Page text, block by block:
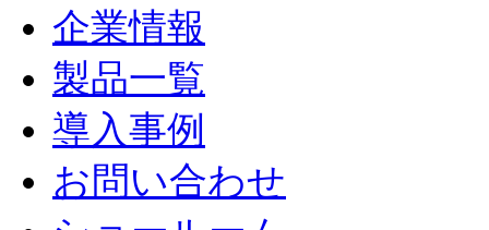
企業情報
製品一覧
導入事例
お問い合わせ